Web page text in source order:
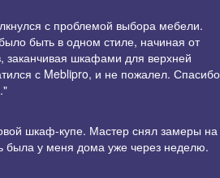
с проблемой выбора мебели.
быть в одном стиле, начиная от
заканчивая шкафами для верхней
с Meblipro, и не пожалел. Спасибо
шкаф-купе. Мастер снял замеры на
у меня дома уже через неделю.